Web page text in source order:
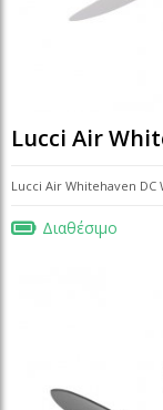
Lucci Air
Lucci Air Whitehaven DC
Διαθέσιμο